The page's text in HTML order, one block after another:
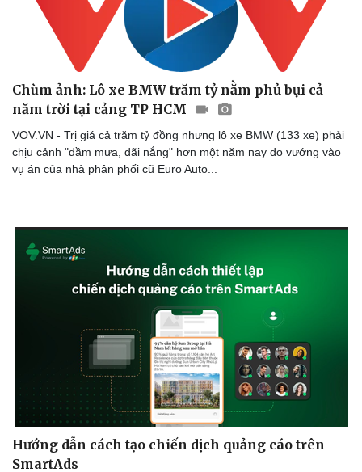
Doanh nghiệp
Thông tin doanh nghiệp
Sành điệu
Chùm ảnh: Lô xe BMW trăm tỷ nằm phủ bụi cả
năm trời tại cảng TP HCM
VOV.VN - Trị giá cả trăm tỷ đồng nhưng lô xe BMW (133 xe) phải
chịu cảnh "dầm mưa, dãi nắng" hơn một năm nay do vướng vào
vụ án của nhà phân phối cũ Euro Auto...
Hướng dẫn cách tạo chiến dịch quảng cáo trên
SmartAds